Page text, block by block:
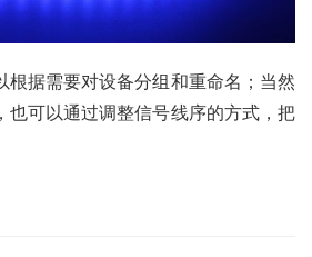
根据需要对设备分组和重命名；当然
也可以通过调整信号线序的方式，把